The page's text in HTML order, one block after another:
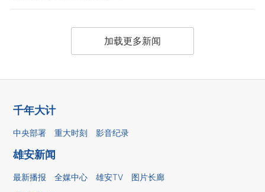
加载更多新闻
千年大计
中央部署 重大时刻 影音纪录
雄安新闻
最新播报 全媒中心 雄安TV 图片长廊